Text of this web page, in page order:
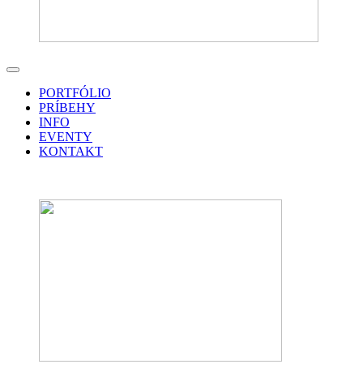
PORTFÓLIO
PRÍBEHY
INFO
EVENTY
KONTAKT